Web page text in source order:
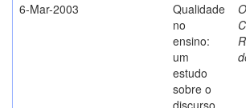
6-Mar-2003
Qualidade
no
ensino:
um
estudo
sobre o
discurso